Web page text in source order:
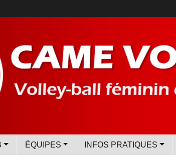
ÉQUIPES INFOS PRATIQUES